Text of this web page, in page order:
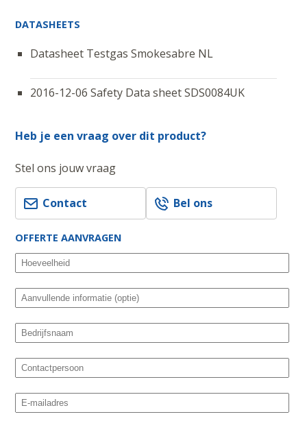
DATASHEETS
Datasheet Testgas Smokesabre NL
2016-12-06 Safety Data sheet SDS0084UK
Heb je een vraag over dit product?
Stel ons jouw vraag
Contact Bel ons
OFFERTE AANVRAGEN